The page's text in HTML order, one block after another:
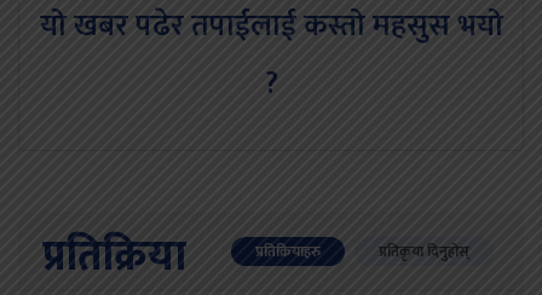
यो खबर पढेर तपाईलाई कस्तो महसुस भयो
?
प्रतिक्रिया प्रतिक्रियाहरु प्रतिकृया दिनुहोस्